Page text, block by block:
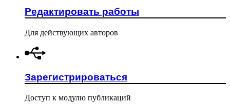
Редактировать работы
Для действующих авторов
Зарегистрироваться
Доступ к модулю публикаций